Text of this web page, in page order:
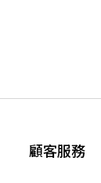
顧客服務